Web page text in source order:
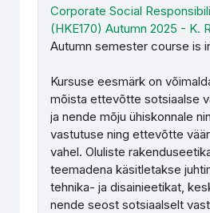
Corporate Social
(HKE170) Autumn 2025 - K.
Autumn semester course is
Kursuse eesmärk on
mõista ettevõtte sotsiaalse
ja nende mõju ühiskonnale
vastutuse ning ettevõtte
vahel. Oluliste
teemadena käsitletakse
tehnika- ja disainieetikat,
nende seost sotsiaalselt